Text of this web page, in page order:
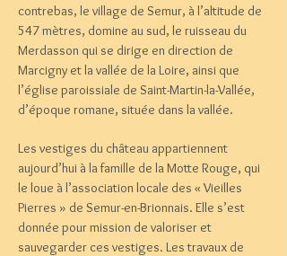
contrebas, le village de Semur, à l’altitude de
547 mètres, domine au sud, le ruisseau du
Merdasson qui se dirige en direction de
Marcigny et la vallée de la Loire, ainsi que
l’église paroissiale de Saint-Martin-la-Vallée,
d’époque romane, située dans la vallée.
Les vestiges du château appartiennent
aujourd’hui à la famille de la Motte Rouge, qui
le loue à l’association locale des « Vieilles
Pierres » de Semur-en-Brionnais. Elle s’est
donnée pour mission de valoriser et
sauvegarder ces vestiges. Les travaux de